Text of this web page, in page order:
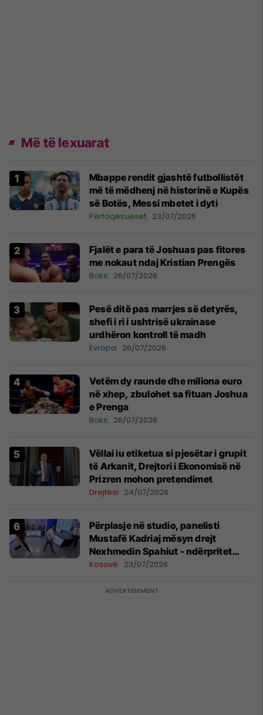
Më të lexuarat
Mbappe rendit gjashtë futbollistët
më të mëdhenj në historinë e Kupës
së Botës, Messi mbetet i dyti
Përfaqësueset 23/07/2026
Fjalët e para të Joshuas pas fitores
me nokaut ndaj Kristian Prengës
Boks 26/07/2026
Pesë ditë pas marrjes së detyrës,
shefi i ri i ushtrisë ukrainase
urdhëron kontroll të madh
Evropa 26/07/2026
Vetëm dy raunde dhe miliona euro
në xhep, zbulohet sa fituan Joshua
e Prenga
Boks 26/07/2026
Vëllai iu etiketua si pjesëtar i grupit
të Arkanit, Drejtori i Ekonomisë në
Prizren mohon pretendimet
Drejtësi 24/07/2026
Përplasje në studio, panelisti
Mustafë Kadriaj mësyn drejt
Nexhmedin Spahiut - ndërpritet
transmetimi
Kosovë 23/07/2026